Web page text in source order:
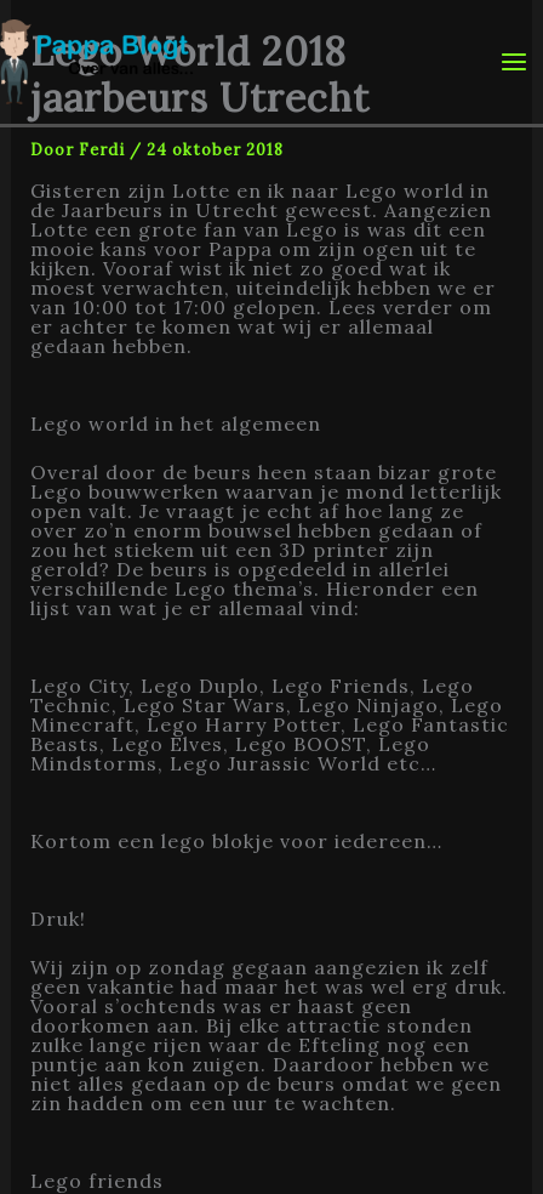
naar
de
inhoudLego World 2018
jaarbeurs Utrecht
Door Ferdi / 24 oktober 2018
Gisteren zijn Lotte en ik naar Lego world in
de Jaarbeurs in Utrecht geweest. Aangezien
Lotte een grote fan van Lego is was dit een
mooie kans voor Pappa om zijn ogen uit te
kijken. Vooraf wist ik niet zo goed wat ik
moest verwachten, uiteindelijk hebben we er
van 10:00 tot 17:00 gelopen. Lees verder om
er achter te komen wat wij er allemaal
gedaan hebben.
Lego world in het algemeen
Overal door de beurs heen staan bizar grote
Lego bouwwerken waarvan je mond letterlijk
open valt. Je vraagt je echt af hoe lang ze
over zo’n enorm bouwsel hebben gedaan of
zou het stiekem uit een 3D printer zijn
gerold? De beurs is opgedeeld in allerlei
verschillende Lego thema’s. Hieronder een
lijst van wat je er allemaal vind:
Lego City, Lego Duplo, Lego Friends, Lego
Technic, Lego Star Wars, Lego Ninjago, Lego
Minecraft, Lego Harry Potter, Lego Fantastic
Beasts, Lego Elves, Lego BOOST, Lego
Mindstorms, Lego Jurassic World etc…
Kortom een lego blokje voor iedereen…
Druk!
Wij zijn op zondag gegaan aangezien ik zelf
geen vakantie had maar het was wel erg druk.
Vooral s’ochtends was er haast geen
doorkomen aan. Bij elke attractie stonden
zulke lange rijen waar de Efteling nog een
puntje aan kon zuigen. Daardoor hebben we
niet alles gedaan op de beurs omdat we geen
zin hadden om een uur te wachten.
Lego friends